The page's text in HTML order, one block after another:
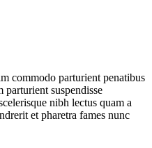
commodo parturient penatibus
suspendisse
nibh lectus quam a
et pharetra fames nunc